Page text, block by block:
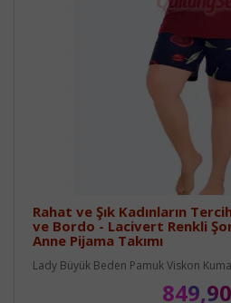
Rahat ve Şık Kadınların
ve Bordo - Lacivert Renkli
Anne Pijama Takımı
Lady Büyük Beden Pamuk Viskon